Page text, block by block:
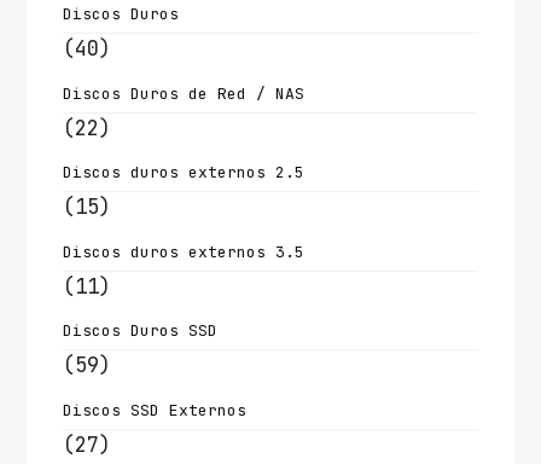
Discos Duros
(40)
Discos Duros de Red / NAS
(22)
Discos duros externos 2.5
(15)
Discos duros externos 3.5
(11)
Discos Duros SSD
(59)
Discos SSD Externos
(27)